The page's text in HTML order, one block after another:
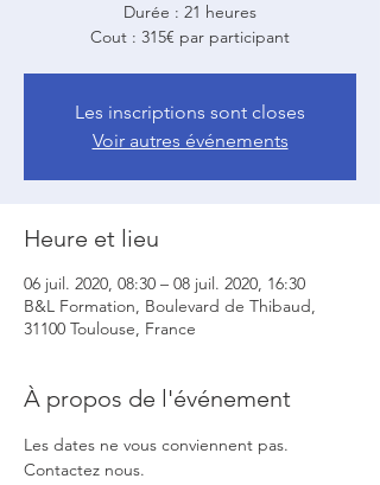
Durée : 21 heures
Cout : 315€ par participant
Les inscriptions sont closes
Voir autres événements
Heure et lieu
06 juil. 2020, 08:30 – 08 juil. 2020, 16:30
B&L Formation, Boulevard de Thibaud,
31100 Toulouse, France
À propos de l'événement
Les dates ne vous conviennent pas.
Contactez nous.